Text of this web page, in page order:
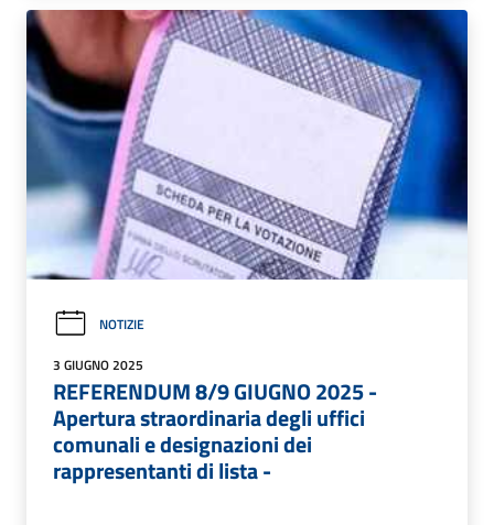
NOTIZIE
3 GIUGNO 2025
REFERENDUM 8/9 GIUGNO 2025 -
Apertura straordinaria degli uffici
comunali e designazioni dei
rappresentanti di lista -